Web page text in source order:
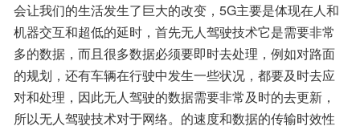
会让我们的生活发生了巨大的改变，5G主要是体现在人和
机器交互和超低的延时，首先无人驾驶技术它是需要非常
多的数据，而且很多数据必须要即时去处理，例如对路面
的规划，还有车辆在行驶中发生一些状况，都要及时去应
对和处理，因此无人驾驶的数据需要非常及时的去更新，
所以无人驾驶技术对于网络。的速度和数据的传输时效性